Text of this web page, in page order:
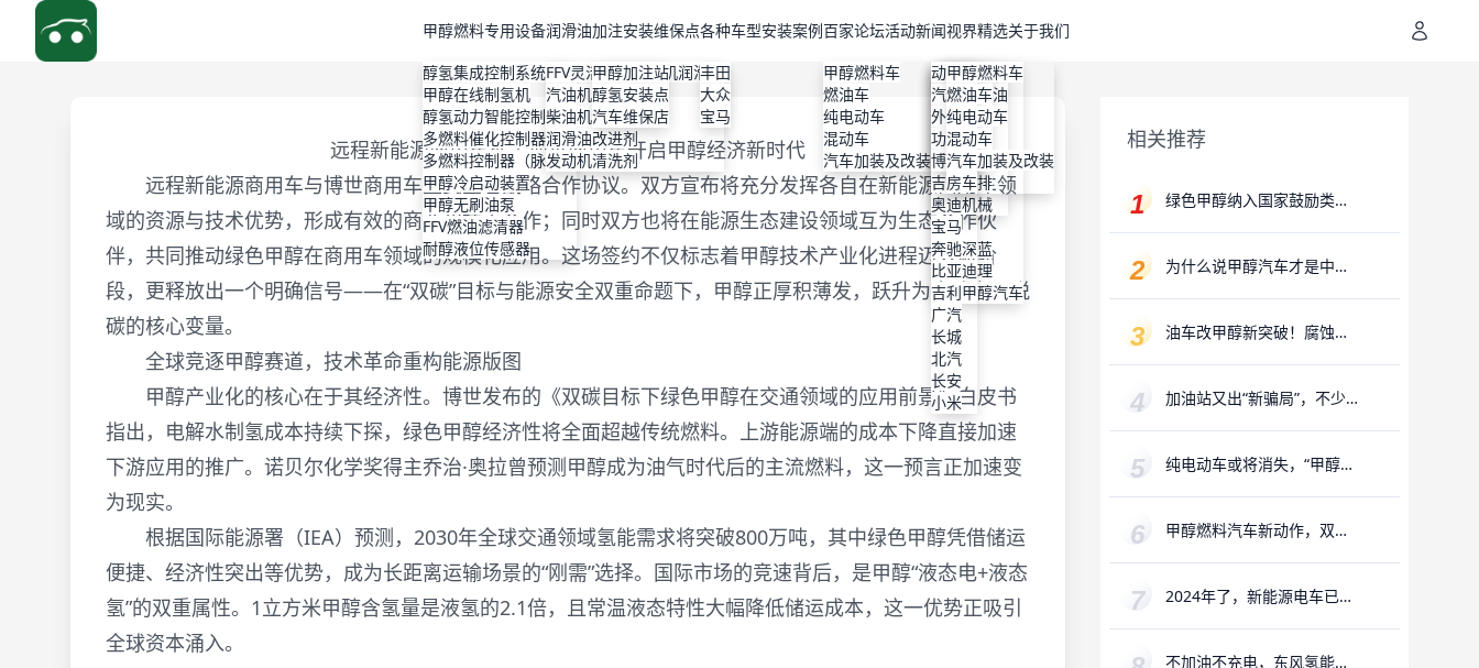
甲醇燃料专用设备
醇氢集成控制系统
甲醇在线制氢机
醇氢动力智能控制器
多燃料催化控制器
多燃料控制器（脉宽）
甲醇冷启动装置
甲醇无刷油泵
FFV燃油滤清器
耐醇液位传感器
润滑油
FFV灵活燃料发动机润滑油
汽油机油
柴油机油
润滑油改进剂
发动机清洗剂
加注安装维保点
甲醇加注站
醇氢安装点
汽车维保店
各种车型安装案例
丰田
大众
宝马
百家论坛
甲醇燃料车
丰田
上汽大通
本田
宝马
现代
通用
福特
广汽
长安深蓝
技术原理
吉利甲醇汽车
燃油车
维保店地址
高性能机油
机油改进剂
使用说明
检验与专利
节能减排
保护机械
纯电动车
特斯拉
理想
小鹏
蔚来
智界
奇瑞
奥迪
宝马
奔驰
比亚迪
吉利
广汽
长城
北汽
长安
小米
混动车
比亚迪
本田
丰田
大众
宝马
吉利
汽车加装及改装
动力改装
汽车美容
外观改装
功能改装
博格华纳
活动新闻视界精选
甲醇燃料车
燃油车
纯电动车
混动车
汽车加装及改装
房车
关于我们
远程新能源商用车携手博世商用车开启甲醇经济新时代
远程新能源商用车与博世商用车正式签署战略合作协议。双方宣布将充分发挥各自在新能源商用车领
域的资源与技术优势，形成有效的商业和技术合作；同时双方也将在能源生态建设领域互为生态合作伙
伴，共同推动绿色甲醇在商用车领域的规模化应用。这场签约不仅标志着甲醇技术产业化进程迈入新阶
段，更释放出一个明确信号——在“双碳”目标与能源安全双重命题下，甲醇正厚积薄发，跃升为全球交通脱
碳的核心变量。
全球竞逐甲醇赛道，技术革命重构能源版图
甲醇产业化的核心在于其经济性。博世发布的《双碳目标下绿色甲醇在交通领域的应用前景》白皮书
指出，电解水制氢成本持续下探，绿色甲醇经济性将全面超越传统燃料。上游能源端的成本下降直接加速
下游应用的推广。诺贝尔化学奖得主乔治·奥拉曾预测甲醇成为油气时代后的主流燃料，这一预言正加速变
为现实。
根据国际能源署（IEA）预测，2030年全球交通领域氢能需求将突破800万吨，其中绿色甲醇凭借储运
便捷、经济性突出等优势，成为长距离运输场景的“刚需”选择。国际市场的竞速背后，是甲醇“液态电+液态
氢”的双重属性。1立方米甲醇含氢量是液氢的2.1倍，且常温液态特性大幅降低储运成本，这一优势正吸引
全球资本涌入。
相关推荐
绿色甲醇纳入国家鼓励类产
为什么说甲醇汽车才是中国
油车改甲醇新突破！腐蚀、
加油站又出“新骗局”，不少
纯电动车或将消失，“甲醇汽
甲醇燃料汽车新动作，双油
2024年了，新能源电车已经
不加油不充电，东风氢能源